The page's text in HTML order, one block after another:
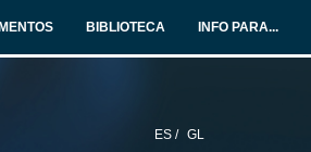
BIBLIOTECA INFO PARA...
ES / GL
La dura patria de Jaime Labastida